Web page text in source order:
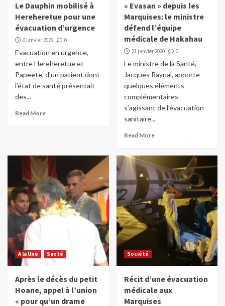
Le Dauphin mobilisé à
Hereheretue pour une
évacuation d’urgence
6 janvier 2022 0
Evacuation en urgence,
entre Hereheretue et
Papeete, d’un patient dont
l’état de santé présentait
des...
Read More
« Evasan » depuis les
Marquises: le ministre
défend l’équipe
médicale de Hakahau
21 janvier 2020 0
Le ministre de la Santé,
Jacques Raynal, apporte
quelques éléments
complémentaires
s’agissant de l’évacuation
sanitaire...
Read More
A la Une Santé
Après le décès du petit
Hoane, appel à l’union
« pour qu’un drame
Société
Récit d’une évacuation
médicale aux
Marquises